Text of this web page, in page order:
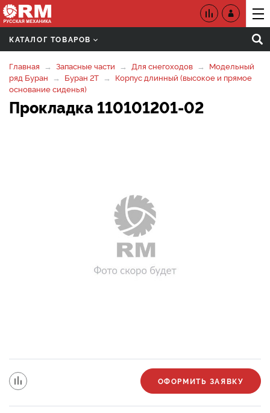
КАТАЛОГ ТОВАРОВ
Главная Запасные части Для снегоходов
Модельный
ряд Буран
Буран 2Т
Корпус длинный (высокое и прямое
основание сиденья)
Прокладка 110101201-02
ОФОРМИТЬ ЗАЯВКУ